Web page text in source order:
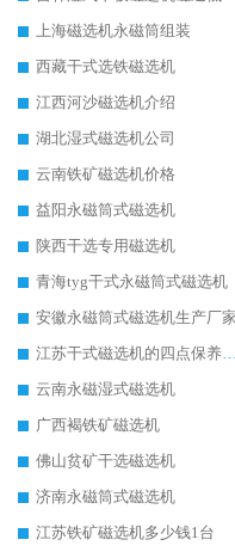
上海磁选机永磁筒组装
西藏干式选铁磁选机
江西河沙磁选机介绍
湖北湿式磁选机公司
云南铁矿磁选机价格
益阳永磁筒式磁选机
陕西干选专用磁选机
青海tyg干式永磁筒式磁选机
安徽永磁筒式磁选机生产厂家
江苏干式磁选机的四点保养秘籍
云南永磁湿式磁选机
广西褐铁矿磁选机
佛山贫矿干选磁选机
济南永磁筒式磁选机
江苏铁矿磁选机多少钱1台